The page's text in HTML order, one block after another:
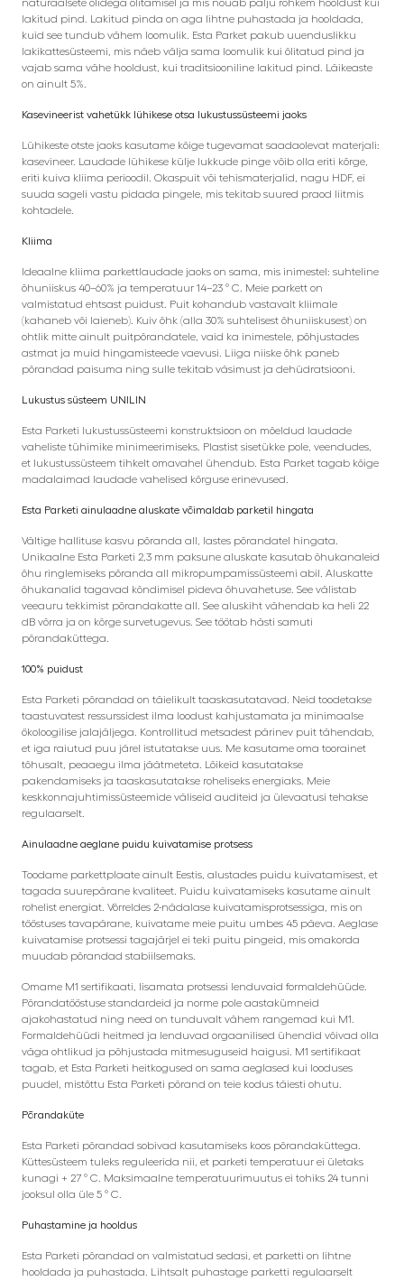
naturaalsete õlidega õlitamisel ja mis nõuab palju rohkem hooldust kui
lakitud pind. Lakitud pinda on aga lihtne puhastada ja hooldada,
kuid see tundub vähem loomulik. Esta Parket pakub uuenduslikku
lakikattesüsteemi, mis näeb välja sama loomulik kui õlitatud pind ja
vajab sama vähe hooldust, kui traditsiooniline lakitud pind. Läikeaste
on ainult 5%.
Kasevineerist vahetükk lühikese otsa lukustussüsteemi jaoks
Lühikeste otste jaoks kasutame kõige tugevamat saadaolevat materjali:
kasevineer. Laudade lühikese külje lukkude pinge võib olla eriti kõrge,
eriti kuiva kliima perioodil. Okaspuit või tehismaterjalid, nagu HDF, ei
suuda sageli vastu pidada pingele, mis tekitab suured praod liitmis
kohtadele.
Kliima
Ideaalne kliima parkettlaudade jaoks on sama, mis inimestel: suhteline
õhuniiskus 40–60% ja temperatuur 14–23 ° C. Meie parkett on
valmistatud ehtsast puidust. Puit kohandub vastavalt kliimale
(kahaneb või laieneb). Kuiv õhk (alla 30% suhtelisest õhuniiskusest) on
ohtlik mitte ainult puitpõrandatele, vaid ka inimestele, põhjustades
astmat ja muid hingamisteede vaevusi. Liiga niiske õhk paneb
põrandad paisuma ning sulle tekitab väsimust ja dehüdratsiooni.
Lukustus süsteem UNILIN
Esta Parketi lukustussüsteemi konstruktsioon on mõeldud laudade
vaheliste tühimike minimeerimiseks. Plastist sisetükke pole, veendudes,
et lukustussüsteem tihkelt omavahel ühendub. Esta Parket tagab kõige
madalaimad laudade vahelised kõrguse erinevused.
Esta Parketi ainulaadne aluskate võimaldab parketil hingata
Vältige hallituse kasvu põranda all, lastes põrandatel hingata.
Unikaalne Esta Parketi 2,3 mm paksune aluskate kasutab õhukanaleid
õhu ringlemiseks põranda all mikropumpamissüsteemi abil. Aluskatte
õhukanalid tagavad kõndimisel pideva õhuvahetuse. See välistab
veeauru tekkimist põrandakatte all. See aluskiht vähendab ka heli 22
dB võrra ja on kõrge survetugevus. See töötab hästi samuti
põrandaküttega.
100% puidust
Esta Parketi põrandad on täielikult taaskasutatavad. Neid toodetakse
taastuvatest ressurssidest ilma loodust kahjustamata ja minimaalse
ökoloogilise jalajäljega. Kontrollitud metsadest pärinev puit tähendab,
et iga raiutud puu järel istutatakse uus. Me kasutame oma toorainet
tõhusalt, peaaegu ilma jäätmeteta. Lõikeid kasutatakse
pakendamiseks ja taaskasutatakse roheliseks energiaks. Meie
keskkonnajuhtimissüsteemide väliseid auditeid ja ülevaatusi tehakse
regulaarselt.
Ainulaadne aeglane puidu kuivatamise protsess
Toodame parkettplaate ainult Eestis, alustades puidu kuivatamisest, et
tagada suurepärane kvaliteet. Puidu kuivatamiseks kasutame ainult
rohelist energiat. Võrreldes 2-nädalase kuivatamisprotsessiga, mis on
tööstuses tavapärane, kuivatame meie puitu umbes 45 päeva. Aeglase
kuivatamise protsessi tagajärjel ei teki puitu pingeid, mis omakorda
muudab põrandad stabiilsemaks.
Omame M1 sertifikaati, lisamata protsessi lenduvaid formaldehüüde.
Põrandatööstuse standardeid ja norme pole aastakümneid
ajakohastatud ning need on tunduvalt vähem rangemad kui M1.
Formaldehüüdi heitmed ja lenduvad orgaanilised ühendid võivad olla
väga ohtlikud ja põhjustada mitmesuguseid haigusi. M1 sertifikaat
tagab, et Esta Parketi heitkogused on sama aeglased kui looduses
puudel, mistõttu Esta Parketi põrand on teie kodus täiesti ohutu.
Põrandaküte
Esta Parketi põrandad sobivad kasutamiseks koos põrandaküttega.
Küttesüsteem tuleks reguleerida nii, et parketi temperatuur ei ületaks
kunagi + 27 ° C. Maksimaalne temperatuurimuutus ei tohiks 24 tunni
jooksul olla üle 5 ° C.
Puhastamine ja hooldus
Esta Parketi põrandad on valmistatud sedasi, et parketti on lihtne
hooldada ja puhastada. Lihtsalt puhastage parketti regulaarselt